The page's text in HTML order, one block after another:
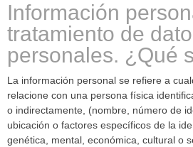
Información
tratamiento de
personales. ¿Qué
La información personal se refiere a
relacione con una persona física
o indirectamente, (nombre, número de
ubicación o factores específicos de la
genética, mental, económica, cultural o